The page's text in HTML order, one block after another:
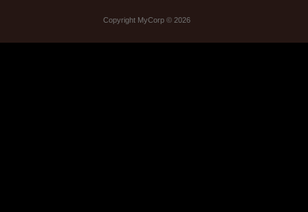
Copyright MyCorp © 2026